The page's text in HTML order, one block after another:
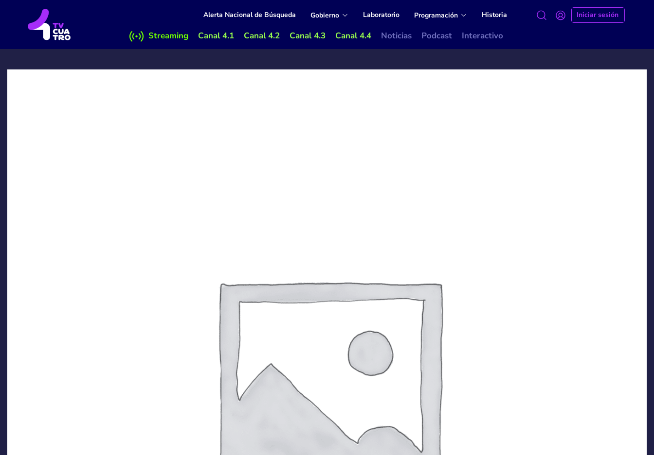
Alerta Nacional de Búsqueda Gobierno Laboratorio Programación Historia Iniciar sesión
Streaming Canal 4.1 Canal 4.2 Canal 4.3 Canal 4.4 Noticias Podcast Interactivo